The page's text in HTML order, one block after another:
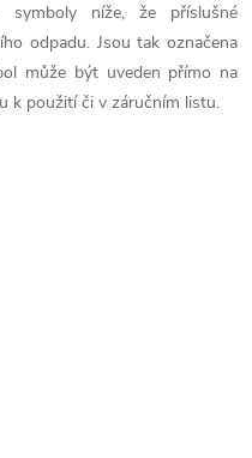
symboly níže, že příslušné
odpadu. Jsou tak označena
může být uveden přímo na
k použití či v záručním listu.